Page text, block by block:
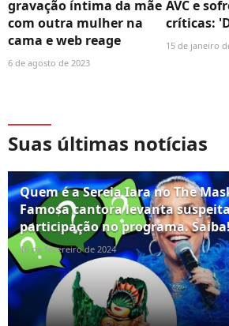
gravação íntima da mãe
com outra mulher na
cama e web reage
6 de agosto de 2023
AVC e
críticas:
15 de janeiro
Suas últimas notícias
Quem é a Sereia Iara no The
Famosa cantora levanta
participação no programa.
16 de fevereiro de 2024